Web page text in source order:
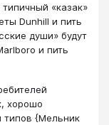
«казак»
Dunhill и пить
души» будут
и пить
хорошо
типов {Мельник